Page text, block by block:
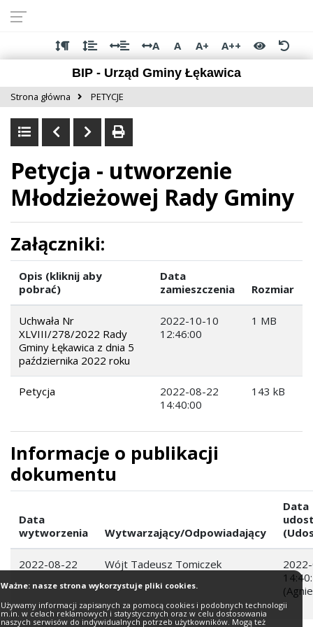
dostępności
głównej
treści
menu
stopki
A A A+
A++
BIP - Urząd Gminy Łękawica
Strona główna PETYCJE
Petycja - utworzenie
Młodzieżowej Rady Gminy
Załączniki:
Opis (kliknij aby
pobrać)
Data
zamieszczenia
Rozmiar
Uchwała Nr
XLVIII/278/2022 Rady
Gminy Łękawica z dnia 5
października 2022 roku
2022-10-10
12:46:00
1 MB
Petycja
2022-08-22
14:40:00
143 kB
Informacje o publikacji
dokumentu
Data
wytworzenia
Wytwarzający/Odpowiadający
Data
2022-08-22 Wójt Tadeusz Tomiczek
Ważne: nasze strona wykorzystuje pliki cookies.
Używamy informacji zapisanych za pomocą cookies i podobnych technologii
m.in. w celach reklamowych i statystycznych oraz w celu dostosowania
naszych serwisów do indywidualnych potrzeb użytkowników. Mogą też